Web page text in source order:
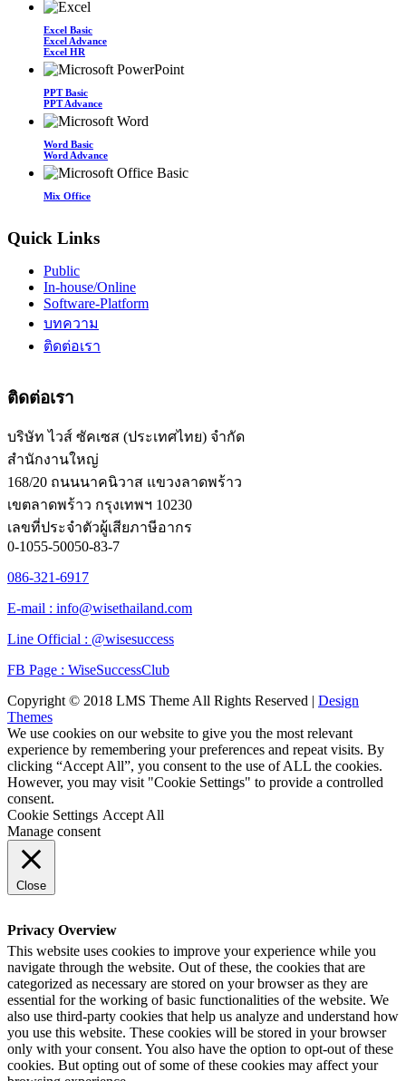
Excel Basic
Excel Advance
Excel HR
PPT Basic
PPT Advance
Word Basic
Word Advance
Mix Office
Quick Links
Public
In-house/Online
Software-Platform
บทความ
ติดต่อเรา
ติดต่อเรา
บริษัท ไวส์ ซัคเซส (ประเทศไทย) จำกัด
สำนักงานใหญ่
168/20 ถนนนาคนิวาส แขวงลาดพร้าว
เขตลาดพร้าว กรุงเทพฯ 10230
เลขที่ประจำตัวผู้เสียภาษีอากร
0-1055-50050-83-7
086-321-6917
E-mail : info@wisethailand.com
Line Official : @wisesuccess
FB Page : WiseSuccessClub
Copyright © 2018 LMS Theme All Rights Reserved | Design
Themes
We use cookies on our website to give you the most relevant
experience by remembering your preferences and repeat visits. By
clicking “Accept All”, you consent to the use of ALL the cookies.
However, you may visit "Cookie Settings" to provide a controlled
consent.
Cookie Settings Accept All
Manage consent
Close
Privacy Overview
This website uses cookies to improve your experience while you
navigate through the website. Out of these, the cookies that are
categorized as necessary are stored on your browser as they are
essential for the working of basic functionalities of the website. We
also use third-party cookies that help us analyze and understand how
you use this website. These cookies will be stored in your browser
only with your consent. You also have the option to opt-out of these
cookies. But opting out of some of these cookies may affect your